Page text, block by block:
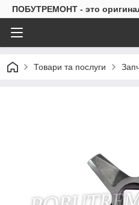
ПОБУТРЕМОНТ - это
Товари та послуги